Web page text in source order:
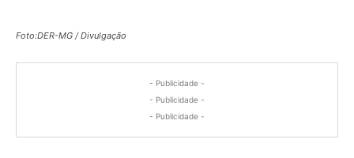
Foto:DER-MG / Divulgação
- Publicidade -
- Publicidade -
- Publicidade -